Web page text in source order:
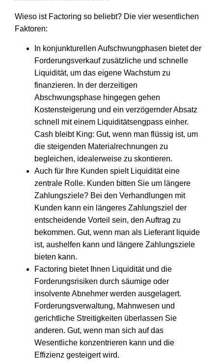
Wieso ist Factoring so beliebt? Die vier wesentlichen
Faktoren:
In konjunkturellen Aufschwungphasen bietet der
Forderungsverkauf zusätzliche und schnelle
Liquidität, um das eigene Wachstum zu
finanzieren. In der derzeitigen
Abschwungsphase hingegen gehen
Kostensteigerung und ein verzögernder Absatz
schnell mit einem Liquiditätsengpass einher.
Cash bleibt King: Gut, wenn man flüssig ist, um
die steigenden Materialrechnungen zu
begleichen, idealerweise zu skontieren.
Auch für Ihre Kunden spielt Liquidität eine
zentrale Rolle. Kunden bitten Sie um längere
Zahlungsziele? Bei den Verhandlungen mit
Kunden kann ein längeres Zahlungsziel der
entscheidende Vorteil sein, den Auftrag zu
bekommen. Gut, wenn man als Lieferant liquide
ist, aushelfen kann und längere Zahlungsziele
bieten kann.
Factoring bietet Ihnen Liquidität und die
Forderungsrisiken durch säumige oder
insolvente Abnehmer werden ausgelagert.
Forderungsverwaltung, Mahnwesen und
gerichtliche Streitigkeiten überlassen Sie
anderen. Gut, wenn man sich auf das
Wesentliche konzentrieren kann und die
Effizienz gesteigert wird.